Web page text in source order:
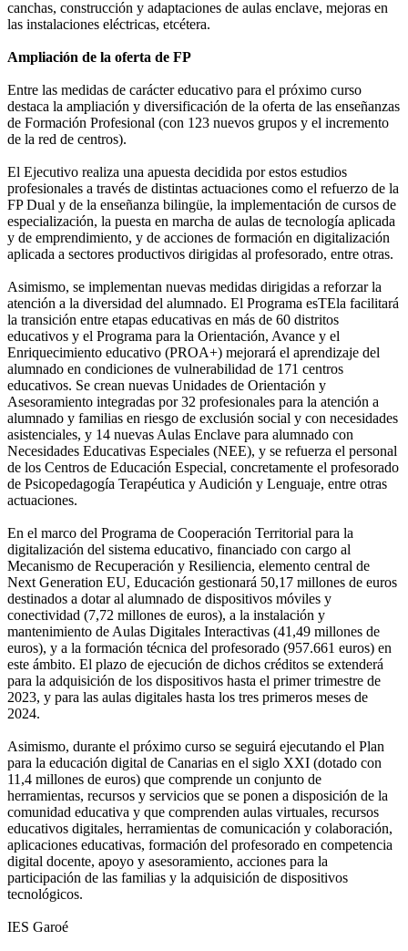
canchas, construcción y adaptaciones de aulas enclave, mejoras en
las instalaciones eléctricas, etcétera.
Ampliación de la oferta de FP
Entre las medidas de carácter educativo para el próximo curso
destaca la ampliación y diversificación de la oferta de las enseñanzas
de Formación Profesional (con 123 nuevos grupos y el incremento
de la red de centros).
El Ejecutivo realiza una apuesta decidida por estos estudios
profesionales a través de distintas actuaciones como el refuerzo de la
FP Dual y de la enseñanza bilingüe, la implementación de cursos de
especialización, la puesta en marcha de aulas de tecnología aplicada
y de emprendimiento, y de acciones de formación en digitalización
aplicada a sectores productivos dirigidas al profesorado, entre otras.
Asimismo, se implementan nuevas medidas dirigidas a reforzar la
atención a la diversidad del alumnado. El Programa esTEla facilitará
la transición entre etapas educativas en más de 60 distritos
educativos y el Programa para la Orientación, Avance y el
Enriquecimiento educativo (PROA+) mejorará el aprendizaje del
alumnado en condiciones de vulnerabilidad de 171 centros
educativos. Se crean nuevas Unidades de Orientación y
Asesoramiento integradas por 32 profesionales para la atención a
alumnado y familias en riesgo de exclusión social y con necesidades
asistenciales, y 14 nuevas Aulas Enclave para alumnado con
Necesidades Educativas Especiales (NEE), y se refuerza el personal
de los Centros de Educación Especial, concretamente el profesorado
de Psicopedagogía Terapéutica y Audición y Lenguaje, entre otras
actuaciones.
En el marco del Programa de Cooperación Territorial para la
digitalización del sistema educativo, financiado con cargo al
Mecanismo de Recuperación y Resiliencia, elemento central de
Next Generation EU, Educación gestionará 50,17 millones de euros
destinados a dotar al alumnado de dispositivos móviles y
conectividad (7,72 millones de euros), a la instalación y
mantenimiento de Aulas Digitales Interactivas (41,49 millones de
euros), y a la formación técnica del profesorado (957.661 euros) en
este ámbito. El plazo de ejecución de dichos créditos se extenderá
para la adquisición de los dispositivos hasta el primer trimestre de
2023, y para las aulas digitales hasta los tres primeros meses de
2024.
Asimismo, durante el próximo curso se seguirá ejecutando el Plan
para la educación digital de Canarias en el siglo XXI (dotado con
11,4 millones de euros) que comprende un conjunto de
herramientas, recursos y servicios que se ponen a disposición de la
comunidad educativa y que comprenden aulas virtuales, recursos
educativos digitales, herramientas de comunicación y colaboración,
aplicaciones educativas, formación del profesorado en competencia
digital docente, apoyo y asesoramiento, acciones para la
participación de las familias y la adquisición de dispositivos
tecnológicos.
IES Garoé